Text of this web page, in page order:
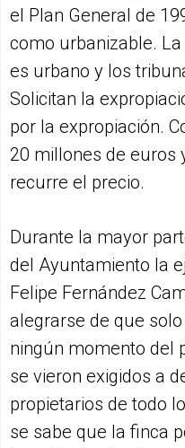
el Plan General de
como urbanizable.
es urbano y los
Solicitan la
por la expropiación.
20 millones de euros
recurre el precio.
Durante la mayor
del Ayuntamiento la
Felipe Fernández
alegrarse de que
ningún momento del
se vieron exigidos a
propietarios de todo
se sabe que la finca